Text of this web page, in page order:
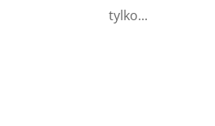
tylko...